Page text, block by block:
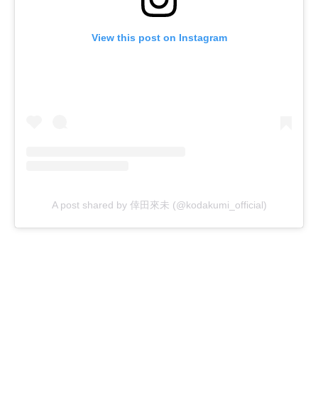
View this post on Instagram
A post shared by 倖田來未 (@kodakumi_official)